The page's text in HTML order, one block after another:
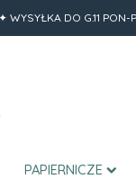
DO G.11 PON-
PAPIERNICZE